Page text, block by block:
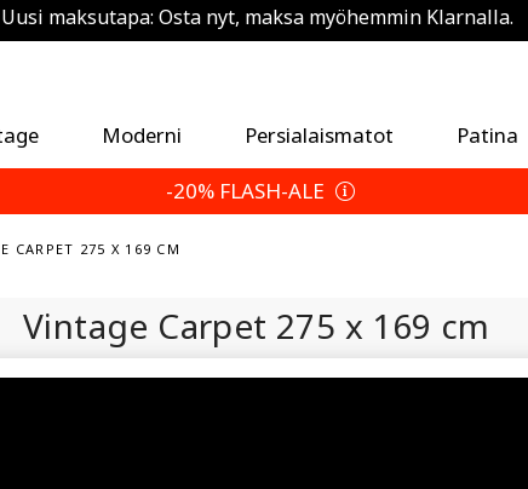
Säästä 5 % ylimääräistä — Valitse palautusehtosi
Uusi maksutapa: Osta nyt, maksa myöhemmin Klarnalla.
Moderni Persialaismatot Patina
-20% FLASH-ALE
CARPET 275 X 169 CM
Vintage Carpet 275 x 169 cm